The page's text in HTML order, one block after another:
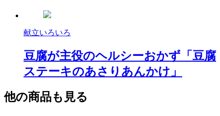
献立いろいろ
豆腐が主役のヘルシーおかず「豆腐
ステーキのあさりあんかけ」
他の商品も見る